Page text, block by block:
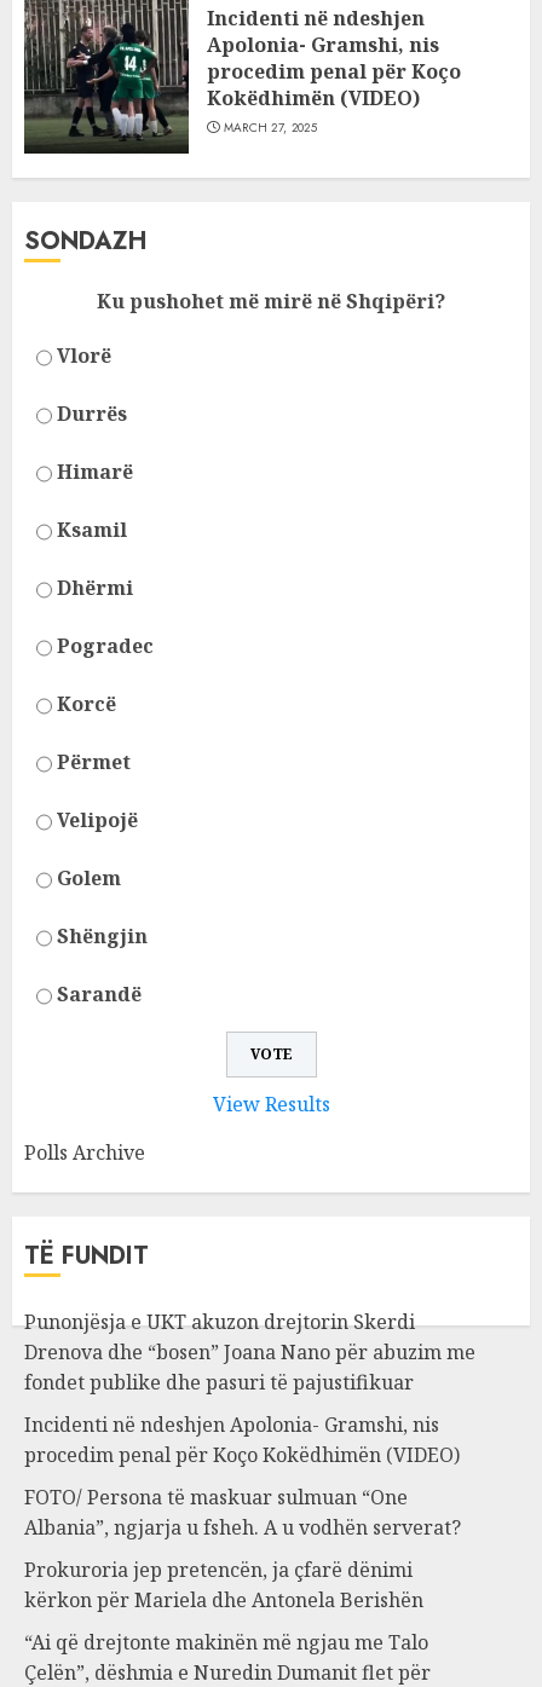
Incidenti në ndeshjen
Apolonia- Gramshi, nis
procedim penal për Koço
Kokëdhimën (VIDEO)
MARCH 27, 2025
SONDAZH
Ku pushohet më mirë në Shqipëri?
Vlorë
Durrës
Himarë
Ksamil
Dhërmi
Pogradec
Korcë
Përmet
Velipojë
Golem
Shëngjin
Sarandë
View Results
Polls Archive
TË FUNDIT
Punonjësja e UKT akuzon drejtorin Skerdi
Drenova dhe “bosen” Joana Nano për abuzim me
fondet publike dhe pasuri të pajustifikuar
Incidenti në ndeshjen Apolonia- Gramshi, nis
procedim penal për Koço Kokëdhimën (VIDEO)
FOTO/ Persona të maskuar sulmuan “One
Albania”, ngjarja u fsheh. A u vodhën serverat?
Prokuroria jep pretencën, ja çfarë dënimi
kërkon për Mariela dhe Antonela Berishën
“Ai që drejtonte makinën më ngjau me Talo
Çelën”, dëshmia e Nuredin Dumanit flet për